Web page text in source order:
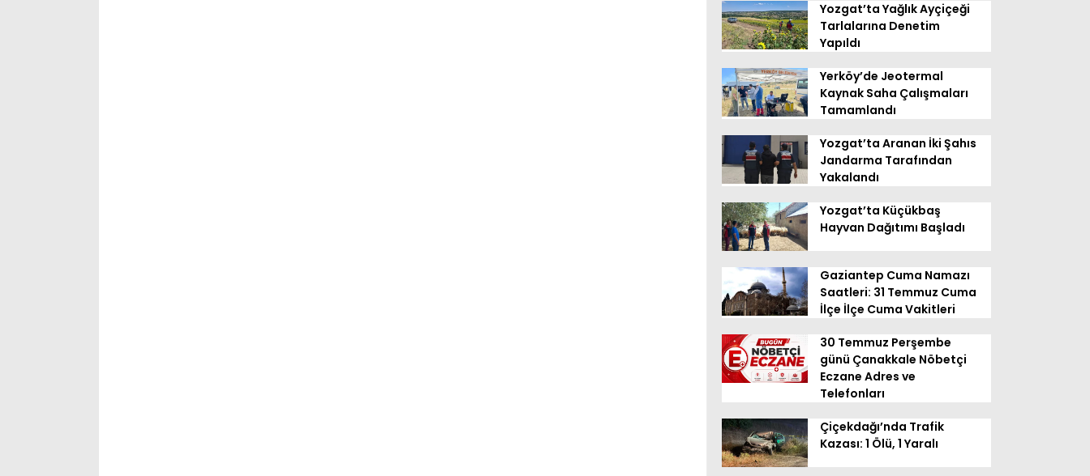
Yozgat’ta Yağlık Ayçiçeği
Tarlalarına Denetim
Yapıldı
Yerköy’de Jeotermal
Kaynak Saha Çalışmaları
Tamamlandı
Yozgat’ta Aranan İki Şahıs
Jandarma Tarafından
Yakalandı
Yozgat’ta Küçükbaş
Hayvan Dağıtımı Başladı
Gaziantep Cuma Namazı
Saatleri: 31 Temmuz Cuma
İlçe İlçe Cuma Vakitleri
30 Temmuz Perşembe
günü Çanakkale Nöbetçi
Eczane Adres ve
Telefonları
Çiçekdağı’nda Trafik
Kazası: 1 Ölü, 1 Yaralı